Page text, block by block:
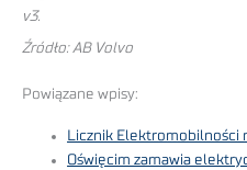
v3.
Źródło: AB Volvo
Powiązane wpisy:
Licznik Elektromobilności
Oświęcim zamawia